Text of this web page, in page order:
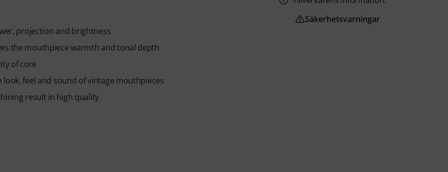
projection and brightness
the mouthpiece warmth and tonal depth
of core
look, feel and sound of vintage mouthpieces
result in high quality
Säkerhetsvarningar